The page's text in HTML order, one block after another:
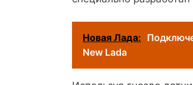
Новая Лада:
New Lada